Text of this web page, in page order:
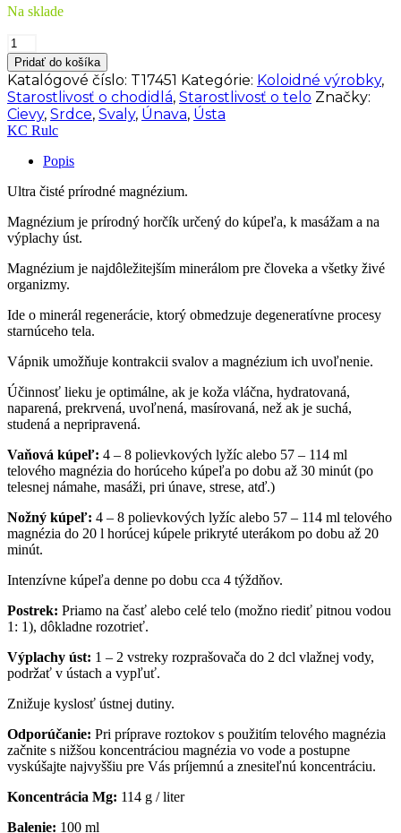
Na sklade
množstvo
KC
RULC
Magnézium
Tekuté
v
spreji
Pridať do košíka
Katalógové číslo: T17451 Kategórie: Koloidné výrobky,
Starostlivosť o chodidlá, Starostlivosť o telo Značky:
Cievy, Srdce, Svaly, Únava, Ústa
KC Rulc
Popis
Ultra čisté prírodné magnézium.
Magnézium je prírodný horčík určený do kúpeľa, k masážam a na
výplachy úst.
Magnézium je najdôležitejším minerálom pre človeka a všetky živé
organizmy.
Ide o minerál regenerácie, ktorý obmedzuje degeneratívne procesy
starnúceho tela.
Vápnik umožňuje kontrakcii svalov a magnézium ich uvoľnenie.
Účinnosť lieku je optimálne, ak je koža vláčna, hydratovaná,
naparená, prekrvená, uvoľnená, masírovaná, než ak je suchá,
studená a nepripravená.
Vaňová kúpeľ: 4 – 8 polievkových lyžíc alebo 57 – 114 ml
telového magnézia do horúceho kúpeľa po dobu až 30 minút (po
telesnej námahe, masáži, pri únave, strese, atď.)
Nožný kúpeľ: 4 – 8 polievkových lyžíc alebo 57 – 114 ml telového
magnézia do 20 l horúcej kúpele prikryté uterákom po dobu až 20
minút.
Intenzívne kúpeľa denne po dobu cca 4 týždňov.
Postrek: Priamo na časť alebo celé telo (možno riediť pitnou vodou
1: 1), dôkladne rozotrieť.
Výplachy úst: 1 – 2 vstreky rozprašovača do 2 dcl vlažnej vody,
podržať v ústach a vypľuť.
Znižuje kyslosť ústnej dutiny.
Odporúčanie: Pri príprave roztokov s použitím telového magnézia
začnite s nižšou koncentráciou magnézia vo vode a postupne
vyskúšajte najvyššiu pre Vás príjemnú a znesiteľnú koncentráciu.
Koncentrácia Mg: 114 g / liter
Balenie: 100 ml